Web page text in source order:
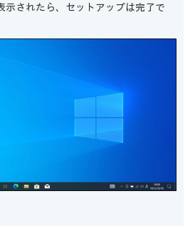
示されたら、セットアップは完了で